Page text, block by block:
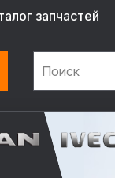
запчастей